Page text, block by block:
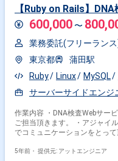
りません。
【Ruby on Rails】
600,000 〜
業務委託(フリーラン
東京都
蒲田駅
Ruby
Linux MySQL
サーバーサイドエンジ
作業内容 ・DNA検査Webサー
ご担当頂きます。 ・アジャイ
でコミュニケーションをとっ
詳細設計, 実装, 単体テスト, 結
5年前・ 提供元: アットエンジニア